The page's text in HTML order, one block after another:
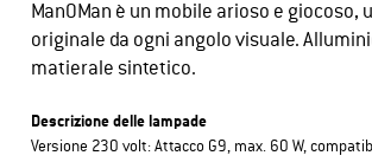
ManOMan è un mobile arioso e giocoso,
originale da ogni angolo visuale.
matierale sintetico.
Descrizione delle lampade
Versione 230 volt: Attacco G9, max. 60 W,